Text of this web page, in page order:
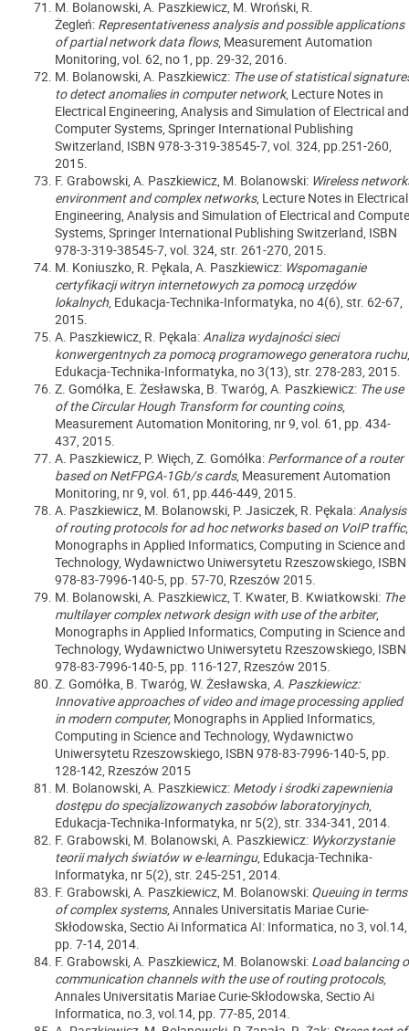
M. Bolanowski, A. Paszkiewicz, M. Wroński, R.
Żegleń: Representativeness analysis and possible applications
of partial network data flows, Measurement Automation
Monitoring, vol. 62, no 1, pp. 29-32, 2016.
M. Bolanowski, A. Paszkiewicz: The use of statistical
to detect anomalies in computer network, Lecture Notes in
Electrical Engineering, Analysis and Simulation of Electrical and
Computer Systems, Springer International Publishing
Switzerland, ISBN 978-3-319-38545-7, vol. 324, pp.251-260,
2015.
F. Grabowski, A. Paszkiewicz, M. Bolanowski: Wireless
environment and complex networks, Lecture Notes in Electrical
Engineering, Analysis and Simulation of Electrical and
Systems, Springer International Publishing Switzerland, ISBN
978-3-319-38545-7, vol. 324, str. 261-270, 2015.
M. Koniuszko, R. Pękala, A. Paszkiewicz: Wspomaganie
certyfikacji witryn internetowych za pomocą urzędów
lokalnych, Edukacja-Technika-Informatyka, no 4(6), str. 62-67,
2015.
A. Paszkiewicz, R. Pękala:Analiza wydajności sieci
konwergentnych za pomocą programowego generatora ruchu,
Edukacja-Technika-Informatyka, no 3(13), str. 278-283, 2015.
Z. Gomółka, E. Żesławska, B. Twaróg, A. Paszkiewicz: The use
of the Circular Hough Transform for counting coins,
Measurement Automation Monitoring, nr 9, vol. 61, pp. 434-
437, 2015.
A. Paszkiewicz, P. Więch, Z. Gomółka: Performance of a router
based on NetFPGA-1Gb/s cards, Measurement Automation
Monitoring, nr 9, vol. 61, pp.446-449, 2015.
A. Paszkiewicz, M. Bolanowski, P. Jasiczek, R. Pękala:Analysis
of routing protocols for ad hoc networks based on VoIP traffic,
Monographs in Applied Informatics, Computing in Science and
Technology, Wydawnictwo Uniwersytetu Rzeszowskiego, ISBN
978-83-7996-140-5, pp. 57-70, Rzeszów 2015.
M. Bolanowski, A. Paszkiewicz, T. Kwater, B. Kwiatkowski: The
multilayer complex network design with use of the arbiter,
Monographs in Applied Informatics, Computing in Science and
Technology, Wydawnictwo Uniwersytetu Rzeszowskiego, ISBN
978-83-7996-140-5, pp. 116-127, Rzeszów 2015.
Z. Gomółka, B. Twaróg, W. Żesławska, A. Paszkiewicz:
Innovative approaches of video and image processing applied
in modern computer, Monographs in Applied Informatics,
Computing in Science and Technology, Wydawnictwo
Uniwersytetu Rzeszowskiego, ISBN 978-83-7996-140-5, pp.
128-142, Rzeszów 2015
M. Bolanowski, A. Paszkiewicz: Metody i środki zapewnienia
dostępu do specjalizowanych zasobów laboratoryjnych,
Edukacja-Technika-Informatyka, nr 5(2), str. 334-341, 2014.
F. Grabowski, M. Bolanowski, A. Paszkiewicz: Wykorzystanie
teorii małych światów w e-learningu, Edukacja-Technika-
Informatyka, nr 5(2), str. 245-251, 2014.
F. Grabowski, A. Paszkiewicz, M. Bolanowski: Queuing in terms
of complex systems, Annales Universitatis Mariae Curie-
Skłodowska, Sectio Ai Informatica AI: Informatica, no 3, vol.14,
pp. 7-14, 2014.
F. Grabowski, A. Paszkiewicz, M. Bolanowski: Load balancing
communication channels with the use of routing protocols,
Annales Universitatis Mariae Curie-Skłodowska, Sectio Ai
Informatica, no.3, vol.14, pp. 77-85, 2014.